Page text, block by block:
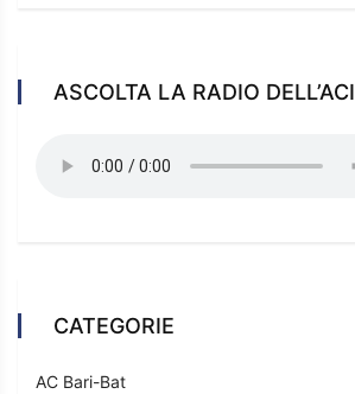
ASCOLTA LA RADIO DELL’ACI
CATEGORIE
AC Bari-Bat